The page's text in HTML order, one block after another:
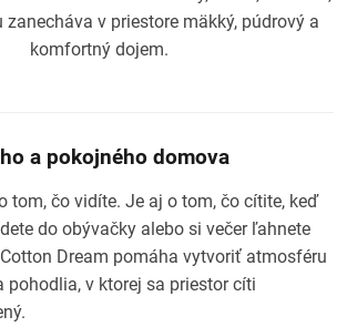
v priestore mäkký, púdrový a
komfortný dojem.
a pokojného domova
tom, čo vidíte. Je aj o tom, čo cítite, keď
do obývačky alebo si večer ľahnete
Dream pomáha vytvoriť atmosféru
pohodlia, v ktorej sa priestor cíti